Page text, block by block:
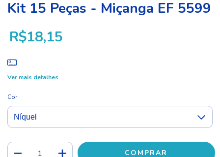
Kit 15 Peças - Miçanga EF 5599
R$18,15
Ver mais detalhes
Cor